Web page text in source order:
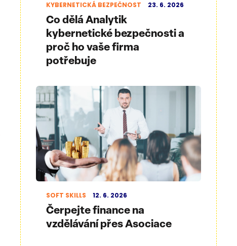
KYBERNETICKÁ BEZPEČNOST 23. 6. 2026
Co dělá Analytik
kybernetické bezpečnosti a
proč ho vaše firma
potřebuje
SOFT SKILLS 12. 6. 2026
Čerpejte finance na
vzdělávání přes Asociace